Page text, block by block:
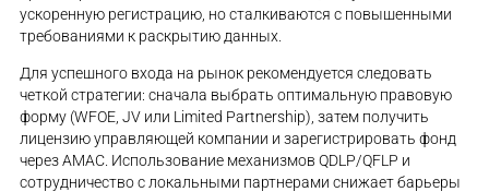
ускоренную регистрацию, но сталкиваются с повышенными
требованиями к раскрытию данных.
Для успешного входа на рынок рекомендуется следовать
четкой стратегии: сначала выбрать оптимальную правовую
форму (WFOE, JV или Limited Partnership), затем получить
лицензию управляющей компании и зарегистрировать фонд
через AMAC. Использование механизмов QDLP/QFLP и
сотрудничество с локальными партнерами снижает барьеры